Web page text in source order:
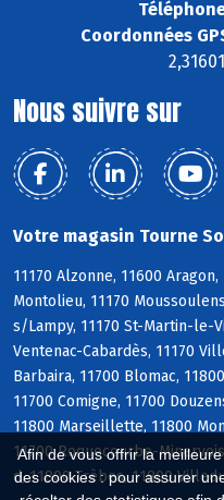
Afin de vous offrir la
des cookies : pour assurer
Coordonnées
Nous suivre sur
Votre magasin Tourne
11170 Alzonne, 11600 Aragon,
Montolieu, 11170
s/Lampy, 11170 St-Martin-le-
Ventenac-Cabardès, 11170
Barbaira, 11700 Blomac,
11700 Comigne, 11700
11800 Marseillette, 11800
11700 Roquecourbe-
d, 11800 Trèbes, 11800